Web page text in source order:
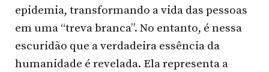
epidemia, transformando a vida das pessoas
em uma “treva branca”. No entanto, é nessa
escuridão que a verdadeira essência da
humanidade é revelada. Ela representa a